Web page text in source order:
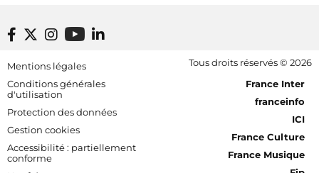
Footer bottom
Mentions légales
Conditions générales
d'utilisation
Protection des données
Gestion cookies
Accessibilité : partiellement
conforme
Tous droits réservés © 2026
[RDF] Pied de page - Mobile
France Inter
franceinfo
ICI
France Culture
France Musique